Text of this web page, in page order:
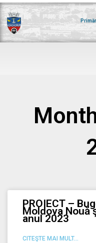
Skip
to
content
PROIECT –
Moldova Nouă
anul 2023
CITEŞTE MAI MULT...